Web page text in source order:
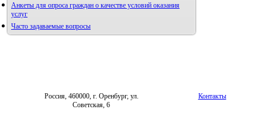
рецензирования и опубликования
научных статей
Фотогалерея
Анкеты для опроса граждан о качестве условий оказания
услуг
Часто задаваемые вопросы
Россия, 460000, г. Оренбург, ул.
Советская, 6
Контакты